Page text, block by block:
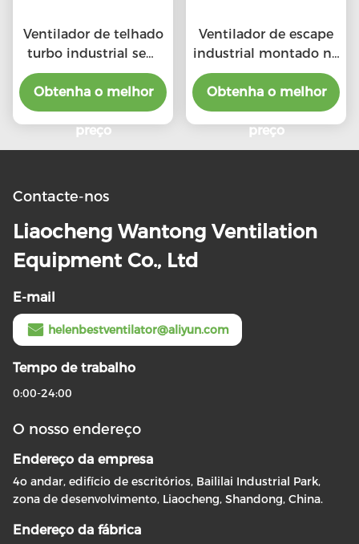
Ventilador de telhado
turbo industrial sem
motor de 500 mm
Obtenha o melhor
preço
Ventilador de escape
industrial montado no
telhado de 500 mm
Obtenha o melhor
preço
Contacte-nos
Liaocheng Wantong Ventilation
Equipment Co., Ltd
E-mail
helenbestventilator@aliyun.com
Tempo de trabalho
0:00-24:00
O nosso endereço
Endereço da empresa
4o andar, edifício de escritórios, Baililai Industrial Park,
zona de desenvolvimento, Liaocheng, Shandong, China.
Endereço da fábrica